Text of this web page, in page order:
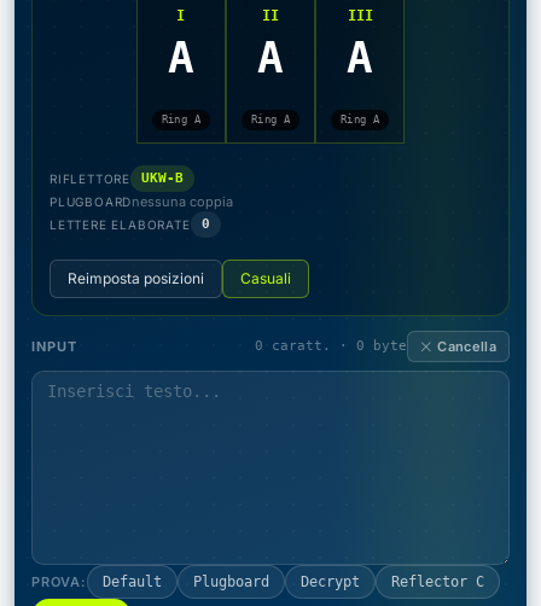
I
A
Ring A
II
A
Ring A
III
A
Ring A
RIFLETTORE UKW-B
PLUGBOARDnessuna coppia
LETTERE ELABORATE 0
Reimposta posizioni Casuali
INPUT 0 caratt. · 0 byte Cancella
PROVA: Default Plugboard Decrypt Reflector C